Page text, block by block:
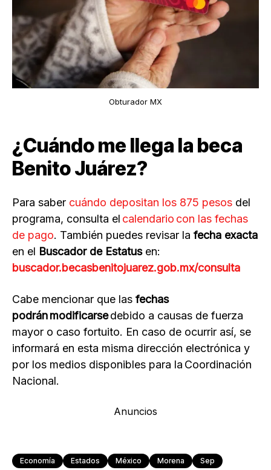
Obturador MX
¿Cuándo me llega la beca
Benito Juárez?
Para saber cuándo depositan los 875 pesos del
programa, consulta el calendario con las fechas
de pago. También puedes revisar la fecha exacta
en el Buscador de Estatusen:
buscador.becasbenitojuarez.gob.mx/consulta
Cabe mencionar que las fechas
podrán modificarsedebido a causas de fuerza
mayor o caso fortuito. En caso de ocurrir así, se
informará en esta misma dirección electrónica y
por los medios disponibles para la Coordinación
Nacional.
Anuncios
Economía Estados México Morena Sep